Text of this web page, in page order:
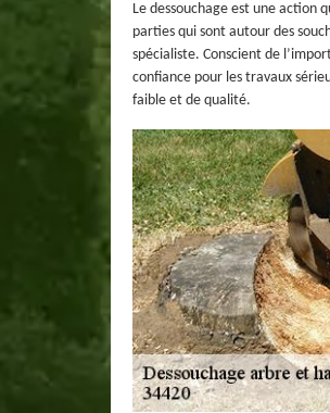
Le dessouchage est une action
parties qui sont autour des
spécialiste. Conscient de
confiance pour les travaux
faible et de qualité.